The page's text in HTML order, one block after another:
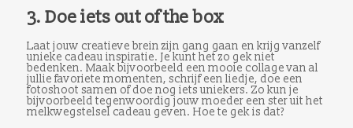
3. Doe iets out of the box
Laat jouw creatieve brein zijn gang gaan en krijg vanzelf
unieke cadeau inspiratie. Je kunt het zo gek niet
bedenken. Maak bijvoorbeeld een mooie collage van al
jullie favoriete momenten, schrijf een liedje, doe een
fotoshoot samen of doe nog iets uniekers. Zo kun je
bijvoorbeeld tegenwoordig jouw moeder een ster uit het
melkwegstelsel cadeau geven. Hoe te gek is dat?